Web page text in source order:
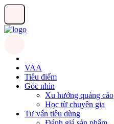
VAA
Tiêu điểm
Góc nhìn
Xu hướng quảng cáo
Học từ chuyên gia
Tư vấn tiêu dùng